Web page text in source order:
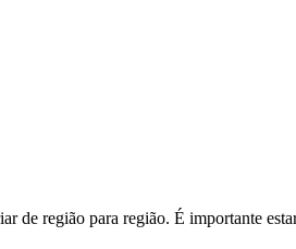
região para região. É importante